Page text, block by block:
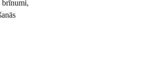
brīnumi,